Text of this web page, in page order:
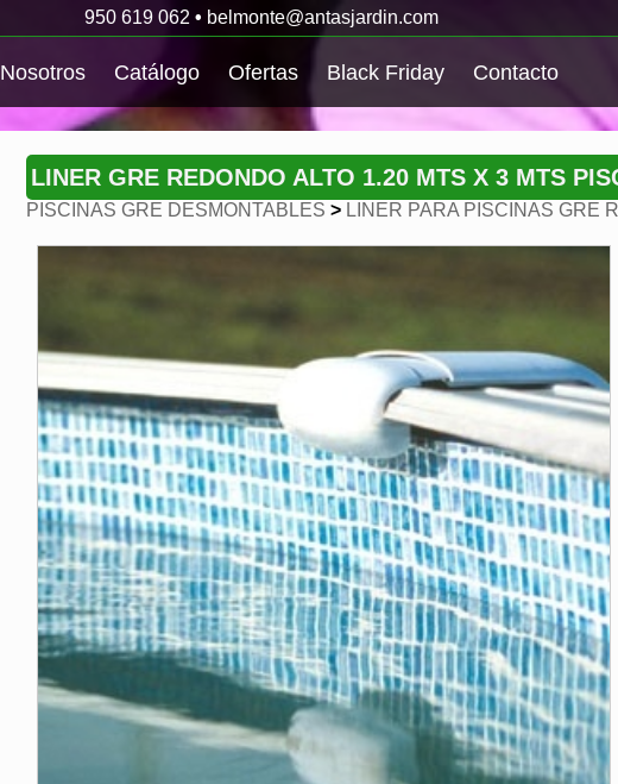
950 619 062 • belmonte@antasjardin.com
Nosotros Catálogo Ofertas Black Friday Contacto
LINER GRE REDONDO ALTO 1.20 MTS X 3 MTS
PISCINAS GRE DESMONTABLES > LINER PARA PISCINAS GRE